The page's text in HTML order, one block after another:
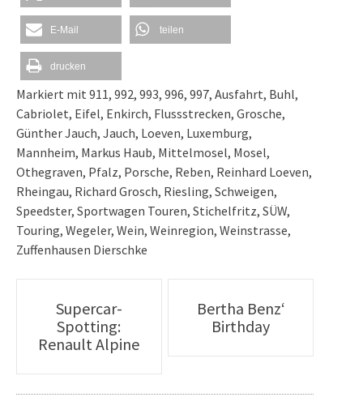
E-Mail teilen
drucken
Markiert mit 911, 992, 993, 996, 997, Ausfahrt, Buhl,
Cabriolet, Eifel, Enkirch, Flussstrecken, Grosche,
Günther Jauch, Jauch, Loeven, Luxemburg,
Mannheim, Markus Haub, Mittelmosel, Mosel,
Othegraven, Pfalz, Porsche, Reben, Reinhard Loeven,
Rheingau, Richard Grosch, Riesling, Schweigen,
Speedster, Sportwagen Touren, Stichelfritz, SÜW,
Touring, Wegeler, Wein, Weinregion, Weinstrasse,
Zuffenhausen Dierschke
Artikel-
Navigation
Supercar-
Spotting:
Renault Alpine
Bertha Benz‘
Birthday